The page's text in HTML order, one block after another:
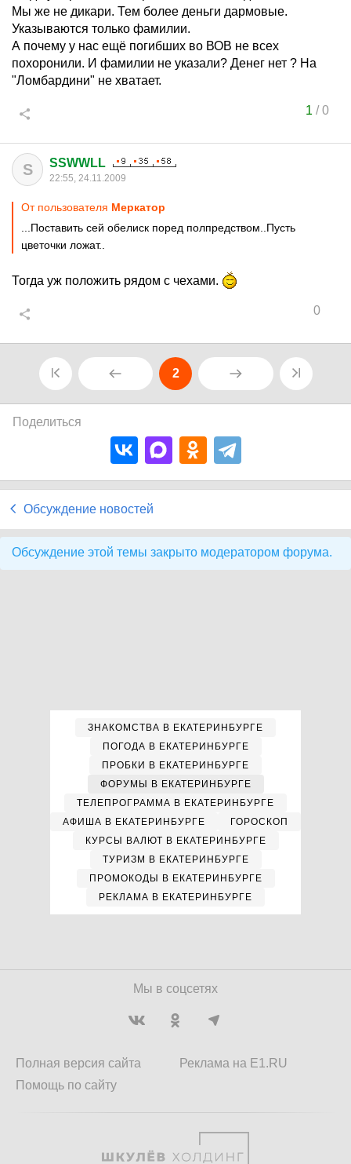
Мы же не дикари. Тем более деньги дармовые.
Указываются только фамилии.
А почему у нас ещё погибших во ВОВ не всех
похоронили. И фамилии не указали? Денег нет ? На
"Ломбардини" не хватает.
1 /0
S SSWWLL
22:55, 24.11.2009
От пользователя Меркатор
...Поставить сей обелиск поред полпредством..Пусть
цветочки ложат..
Тогда уж положить рядом с чехами.
0
2
Поделиться
Обсуждение новостей
Обсуждение этой темы закрыто модератором форума.
ЗНАКОМСТВА В ЕКАТЕРИНБУРГЕ
ПОГОДА В ЕКАТЕРИНБУРГЕ
ПРОБКИ В ЕКАТЕРИНБУРГЕ
ФОРУМЫ В ЕКАТЕРИНБУРГЕ
ТЕЛЕПРОГРАММА В ЕКАТЕРИНБУРГЕ
АФИША В ЕКАТЕРИНБУРГЕ
ГОРОСКОП
КУРСЫ ВАЛЮТ В ЕКАТЕРИНБУРГЕ
ТУРИЗМ В ЕКАТЕРИНБУРГЕ
ПРОМОКОДЫ В ЕКАТЕРИНБУРГЕ
РЕКЛАМА В ЕКАТЕРИНБУРГЕ
Мы в соцсетях
Полная версия сайта
Помощь по сайту
Реклама на E1.RU